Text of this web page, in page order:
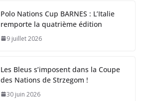
Polo Nations Cup BARNES : L’Italie
remporte la quatrième édition
9 juillet 2026
Les Bleus s’imposent dans la Coupe
des Nations de Strzegom !
30 juin 2026